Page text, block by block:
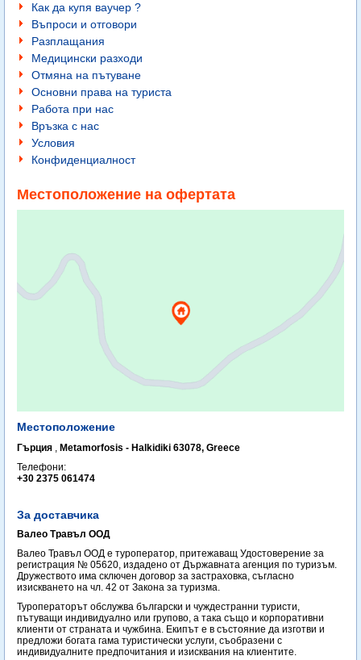
Как да купя ваучер ?
Въпроси и отговори
Разплащания
Медицински разходи
Отмяна на пътуване
Основни права на туриста
Работа при нас
Връзка с нас
Условия
Конфиденциалност
Местоположение на офертата
Местоположение
Гърция , Metamorfosis - Halkidiki 63078, Greece
Телефони:
+30 2375 061474
За доставчика
Валео Травъл ООД
Валео Травъл ООД е туроператор, притежаващ Удостоверение за
регистрация № 05620, издадено от Държавната агенция по туризъм.
Дружеството има сключен договор за застраховка, съгласно
изискването на чл. 42 от Закона за туризма.
Туроператорът обслужва български и чуждестранни туристи,
пътуващи индивидуално или групово, а така също и корпоративни
клиенти от страната и чужбина. Екипът е в състояние да изготви и
предложи богата гама туристически услуги, съобразени с
индивидуалните предпочитания и изисквания на клиентите.